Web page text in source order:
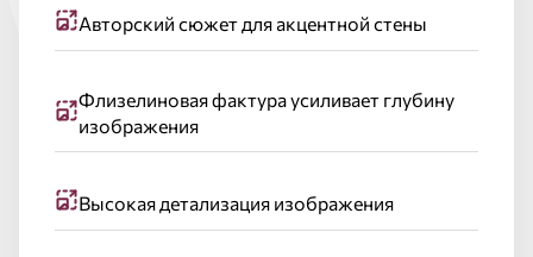
Авторский сюжет для акцентной стены
Флизелиновая фактура усиливает глубину
изображения
Высокая детализация изображения